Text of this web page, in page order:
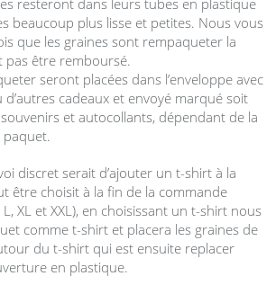
beaucoup plus lisse et petites. Nous vous
que les graines sont rempaqueter la
pas être remboursé.
seront placées dans l’enveloppe avec
cadeaux et envoyé marqué soit
et autocollants, dépendant de la
discret serait d’ajouter un t-shirt à la
être choisit à la fin de la commande
L, XL etXXL), en choisissant un t-shirt nous
comme t-shirt et placera les graines de
du t-shirt qui est ensuite replacer
en plastique.